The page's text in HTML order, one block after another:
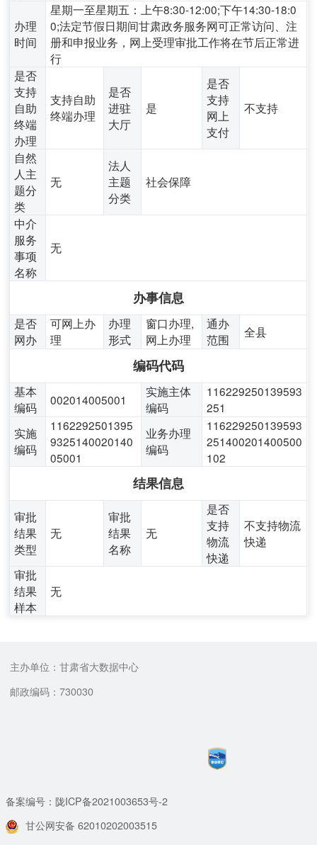
办理
时间
星期一至星期五：上午8:30-12:00;下午14:30-18:0
0;法定节假日期间甘肃政务服务网可正常访问、注
册和申报业务，网上受理审批工作将在节后正常进
行
是否
支持
自助
终端
办理
支持自助
终端办理
是否
进驻
大厅
是
是否
支持
网上
支付
不支持
自然
人主
题分
类
无
法人
主题
分类
社会保障
中介
服务
事项
名称
无
办事信息
是否
网办
可网上办
理
办理
形式
窗口办理,
网上办理
通办
范围
全县
编码代码
基本
编码
002014005001
实施主体
编码
116229250139593
251
实施
编码
1162292501395
9325140020140
05001
业务办理
编码
116229250139593
251400201400500
102
结果信息
审批
结果
类型
无
审批
结果
名称
无
是否
支持
物流
快递
不支持物流
快递
审批
结果
样本
无
主办单位：甘肃省大数据中心
邮政编码：730030
备案编号：陇ICP备2021003653号-2
甘公网安备 62010202003515